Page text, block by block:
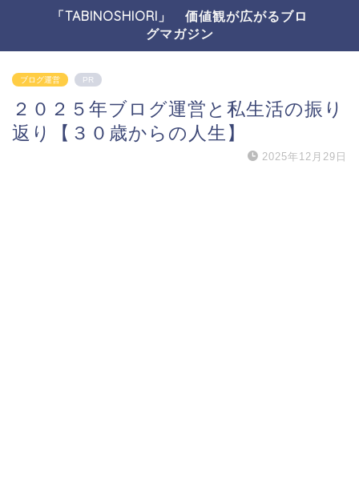
「TABINOSHIORI」 価値観が広がるブロ
グマガジン
ブログ運営 PR
２０２５年ブログ運営と私生活の振り
返り【３０歳からの人生】
2025年12月29日